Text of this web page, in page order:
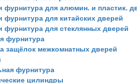
фурнитура для алюмин. и пластик.
фурнитура для китайских дверей
фурнитура для стеклянных дверей
фурнитура
защёлок межкомнатных дверей
фурнитура
цилиндры